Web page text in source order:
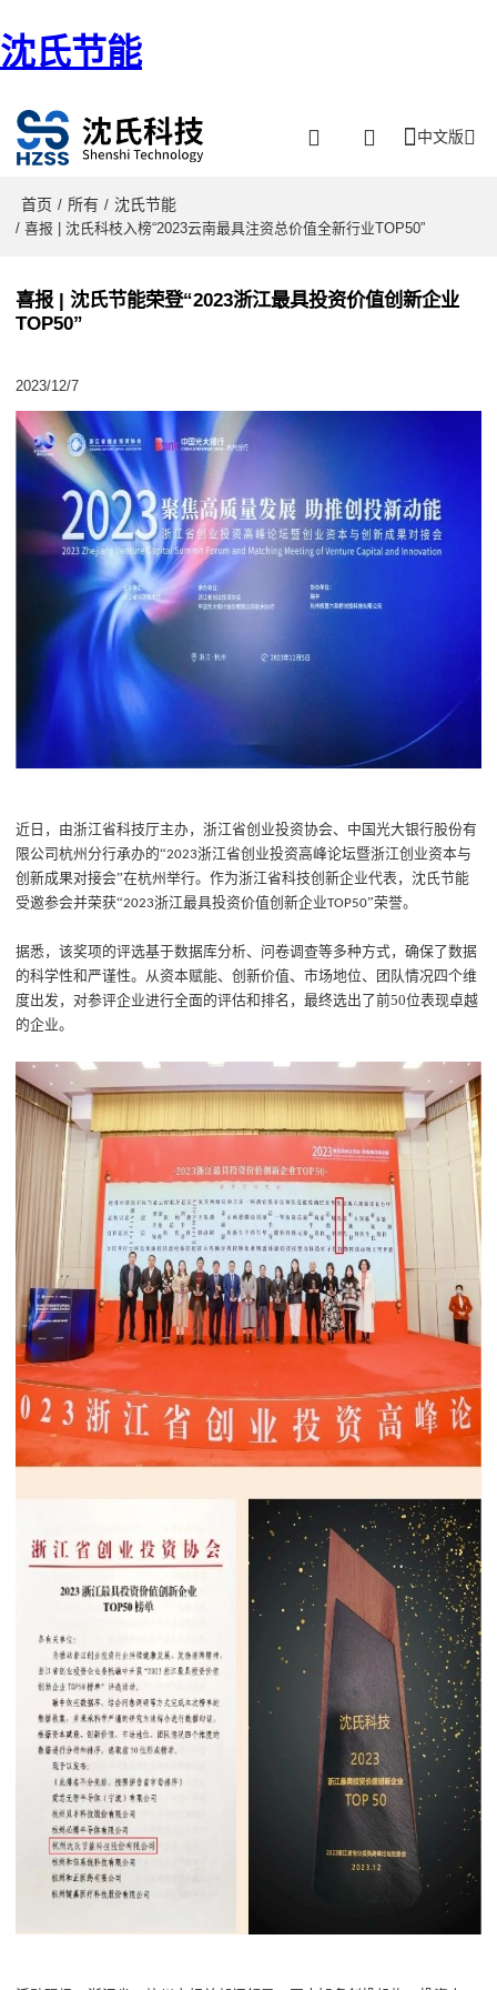
沈氏节能
中文版
首页 / 所有 / 沈氏节能
/ 喜报 | 沈氏科枝入榜“2023云南最具注资总价值全新行业TOP50”
喜报 | 沈氏节能荣登“2023浙江最具投资价值创新企业
TOP50”
2023/12/7
近日，由浙江省科技厅主办，浙江省创业投资协会、中国光大银行股份有
限公司杭州分行承办的“2023浙江省创业投资高峰论坛暨浙江创业资本与
创新成果对接会”在杭州举行。作为浙江省科技创新企业代表，沈氏节能
受邀参会并荣获“2023浙江最具投资价值创新企业TOP50”荣誉。
据悉，该奖项的评选基于数据库分析、问卷调查等多种方式，确保了数据
的科学性和严谨性。从资本赋能、创新价值、市场地位、团队情况四个维
度出发，对参评企业进行全面的评估和排名，最终选出了前50位表现卓越
的企业。